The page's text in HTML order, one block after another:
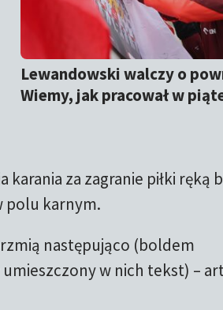
Lewandowski walczy o
Wiemy, jak pracował w
za zagranie piłki ręką
polu karnym.
następująco (boldem
w nich tekst) –